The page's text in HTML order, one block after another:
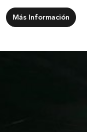
Más Información